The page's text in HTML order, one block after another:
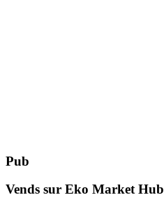
Pub
Vends sur Eko Market Hub